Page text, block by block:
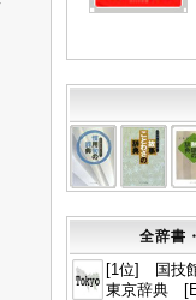
全辞書
[1位] 国技
東京辞典